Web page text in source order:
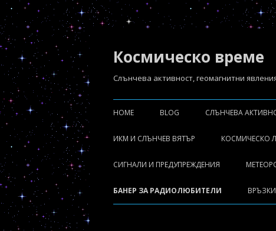
Космическо време
Слънчева aктивност, геомагнитни
HOME BLOG СЛЪНЧЕВА
СЛЪНЧЕВИ
СЛЪНЧЕВ ВЯТЪР
СЛЪНЧЕВА
ИКМ И СЛЪНЧЕВ ВЯТЪР
ПРОГНОЗА SWPC WSA-ENLIL
ПРОГНОЗА NASA ISWA-ENLIL
КОСМИЧЕСКО
СИГНАЛИ И ПРЕДУПРЕЖДЕНИЯ
БАНЕР ЗА РАДИОЛЮБИТЕЛИ ВРЪЗКИ